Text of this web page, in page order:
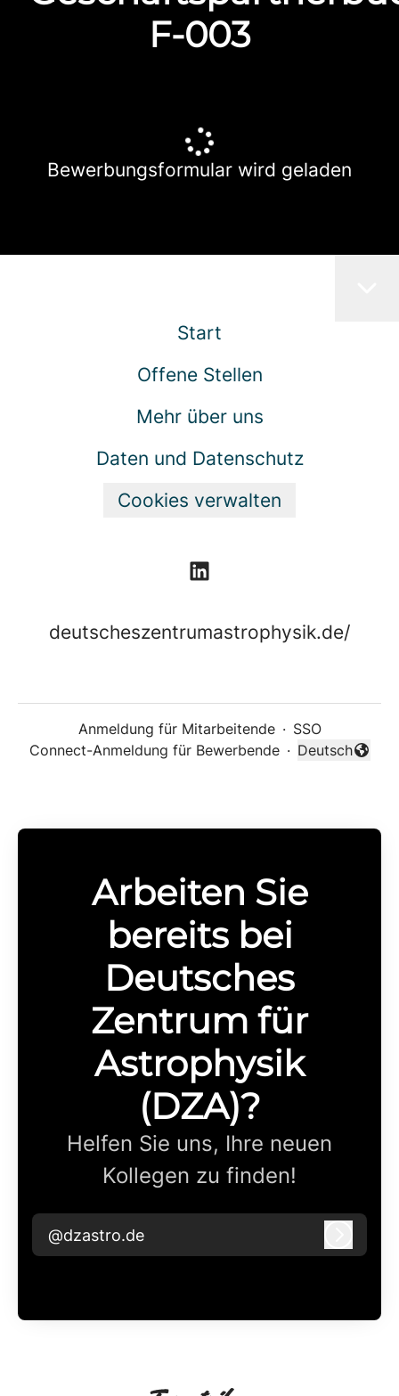
F-003
Bewerbungsformular wird geladen
Start
Offene Stellen
Mehr über uns
Daten und Datenschutz
Cookies verwalten
deutscheszentrumastrophysik.de/
Anmeldung für Mitarbeitende · SSO
Connect-Anmeldung für Bewerbende ·
Sprache
Deutsch
Arbeiten Sie
bereits bei
Deutsches
Zentrum für
Astrophysik
(DZA)?
Helfen Sie uns, Ihre neuen
Kollegen zu finden!
@dzastro.de